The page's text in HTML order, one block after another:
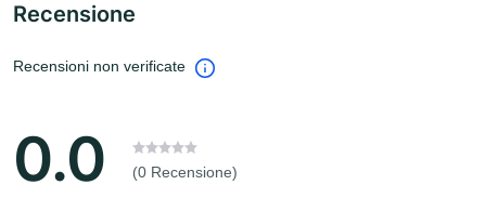
Recensione
Recensioni non verificate
0.0 (0 Recensione)